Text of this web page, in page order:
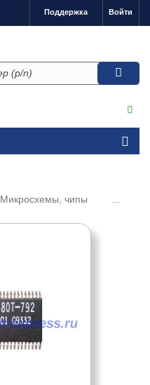
Войти
Поддержка
Микросхемы, чипы